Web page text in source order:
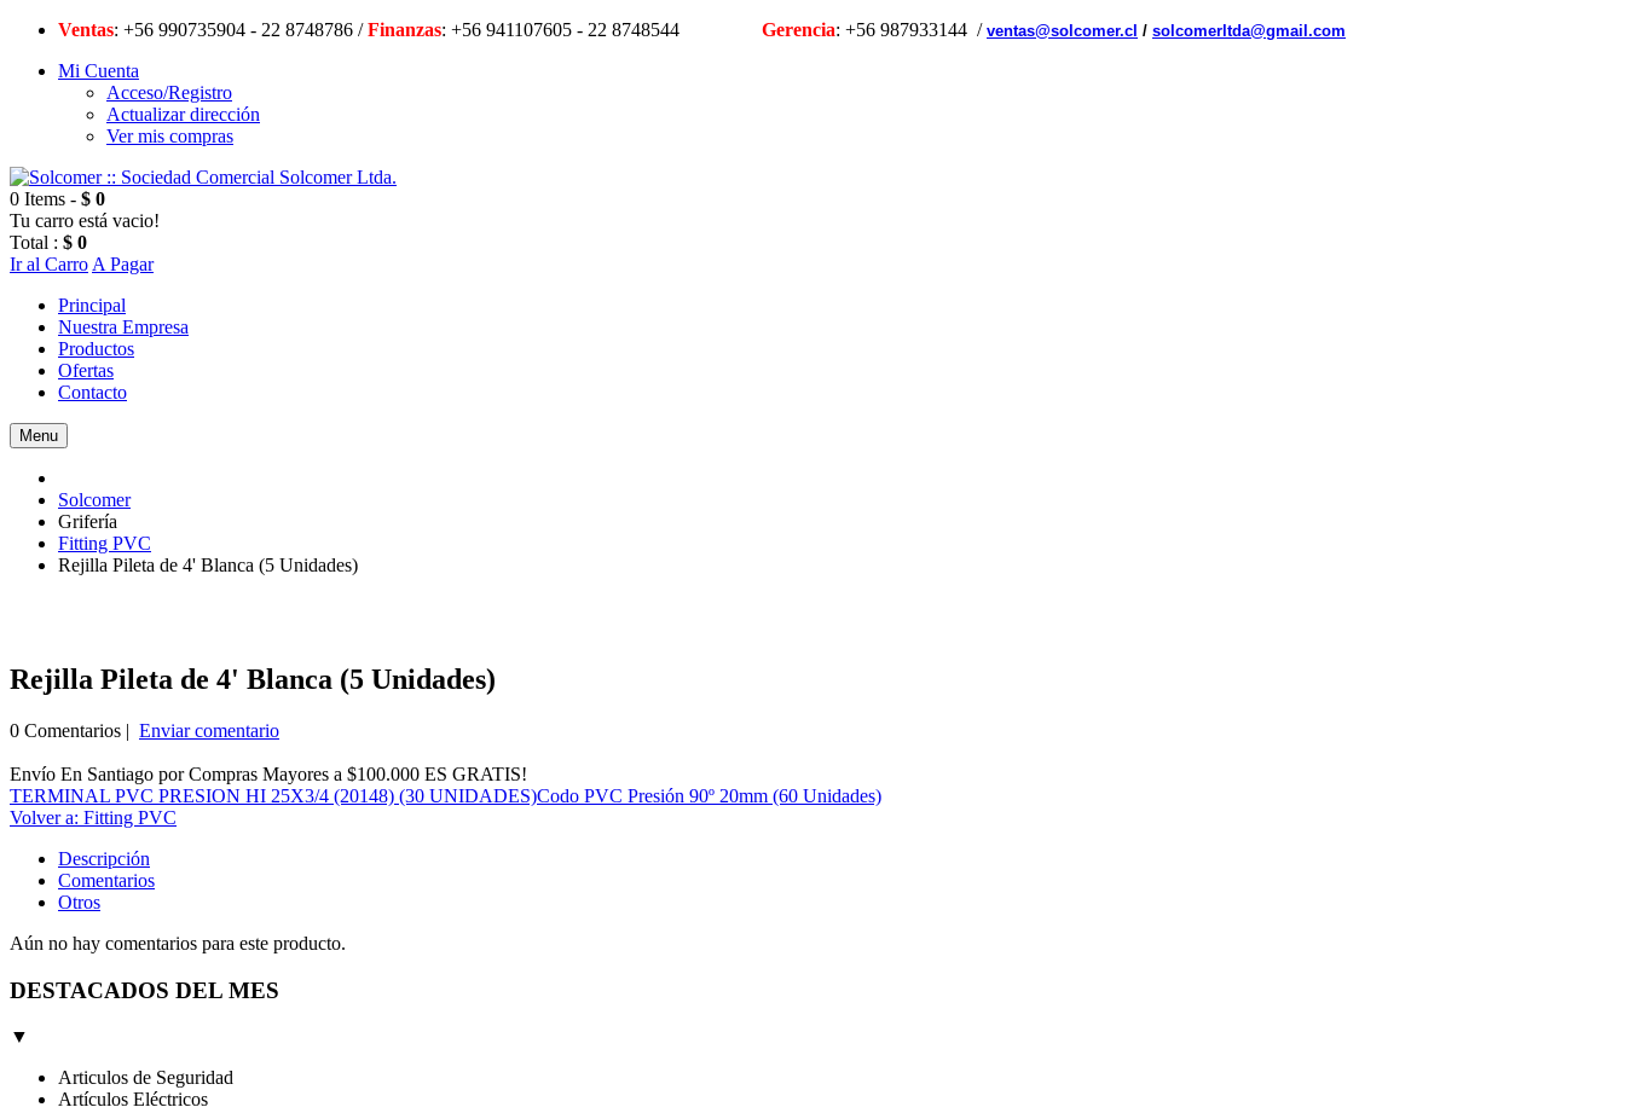
Ventas: +56 990735904 - 22 8748786 /Finanzas: +56 941107605 - 22 8748544 Gerencia: +56 987933144 / ventas@solcomer.cl / solcomerltda@gmail.com
Mi Cuenta
Acceso/Registro
Actualizar dirección
Ver mis compras
0 Items - $ 0
Tu carro está vacio!
Total : $ 0
Ir al Carro A Pagar
Principal
Nuestra Empresa
Productos
Ofertas
Contacto
Menu
Solcomer
Grifería
Fitting PVC
Rejilla Pileta de 4' Blanca (5 Unidades)
Rejilla Pileta de 4' Blanca (5 Unidades)
0 Comentarios | Enviar comentario
Envío En Santiago por Compras Mayores a $100.000 ES GRATIS!
TERMINAL PVC PRESION HI 25X3/4 (20148) (30 UNIDADES)Codo PVC Presión 90º 20mm (60 Unidades)
Volver a: Fitting PVC
Descripción
Comentarios
Otros
Aún no hay comentarios para este producto.
DESTACADOS DEL MES
▼
Articulos de Seguridad
Artículos Eléctricos